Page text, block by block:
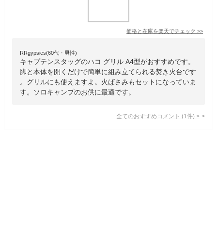
価格と在庫を楽天でチェック >>
RRgypsies(60代・男性)
キャプテンスタッグのハコ グリル A4型がおすすめです。
脚と本体を開くだけで簡単に組み立てられる焚き火台です
。グリルにも使えますよ。火ばさみもセットになっていま
す。ソロキャンプのお供に最適です。
全てのおすすめコメント (1 件) >